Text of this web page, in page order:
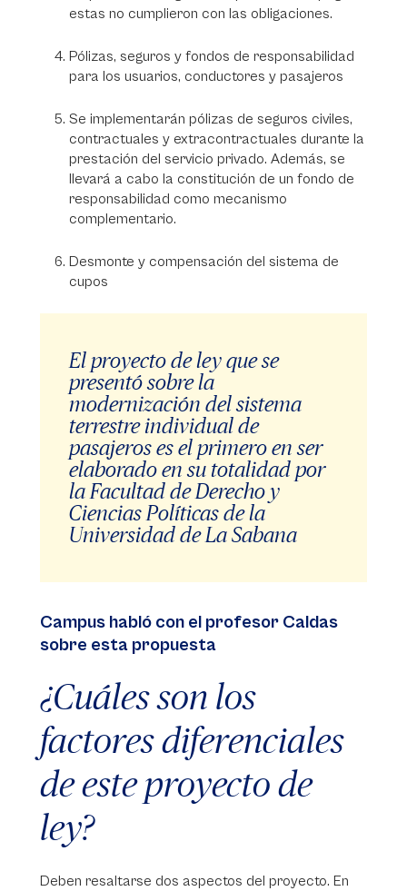
estas no cumplieron con las obligaciones.
Pólizas, seguros y fondos de responsabilidad
para los usuarios, conductores y pasajeros
Se implementarán pólizas de seguros civiles,
contractuales y extracontractuales durante la
prestación del servicio privado. Además, se
llevará a cabo la constitución de un fondo de
responsabilidad como mecanismo
complementario.
Desmonte y compensación del sistema de
cupos
El proyecto de ley que se
presentó sobre la
modernización del sistema
terrestre individual de
pasajeros es el primero en ser
elaborado en su totalidad por
la Facultad de Derecho y
Ciencias Políticas de la
Universidad de La Sabana
Campus habló con el profesor Caldas
sobre esta propuesta
¿Cuáles son los
factores diferenciales
de este proyecto de
ley?
Deben resaltarse dos aspectos del proyecto. En